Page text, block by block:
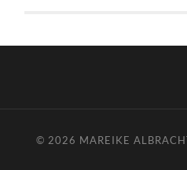
© 2026 MAREIKE